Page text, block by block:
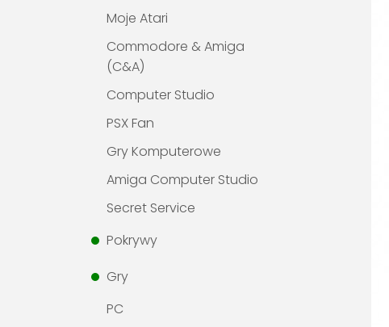
Moje Atari
Commodore & Amiga
(C&A)
Computer Studio
PSX Fan
Gry Komputerowe
Amiga Computer Studio
Secret Service
Pokrywy
Gry
PC